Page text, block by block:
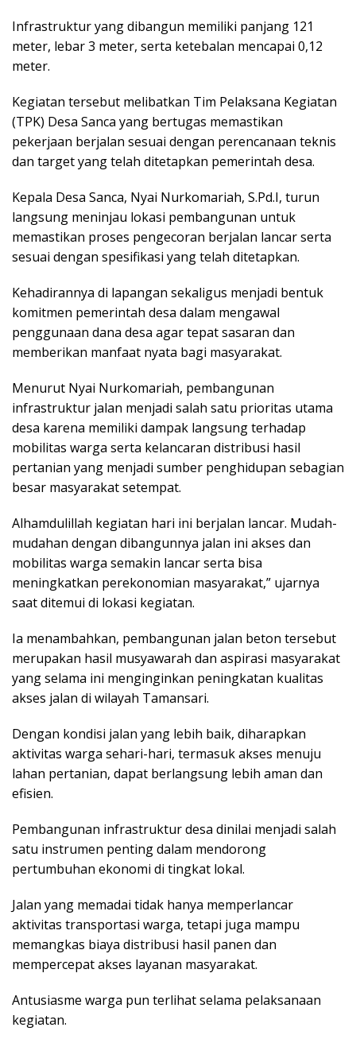
Infrastruktur yang dibangun memiliki panjang 121
meter, lebar 3 meter, serta ketebalan mencapai 0,12
meter.
‎Kegiatan tersebut melibatkan Tim Pelaksana Kegiatan
(TPK) Desa Sanca yang bertugas memastikan
pekerjaan berjalan sesuai dengan perencanaan teknis
dan target yang telah ditetapkan pemerintah desa.
‎Kepala Desa Sanca, Nyai Nurkomariah, S.Pd.I, turun
langsung meninjau lokasi pembangunan untuk
memastikan proses pengecoran berjalan lancar serta
sesuai dengan spesifikasi yang telah ditetapkan.
Kehadirannya di lapangan sekaligus menjadi bentuk
komitmen pemerintah desa dalam mengawal
penggunaan dana desa agar tepat sasaran dan
memberikan manfaat nyata bagi masyarakat.
‎Menurut Nyai Nurkomariah, pembangunan
infrastruktur jalan menjadi salah satu prioritas utama
desa karena memiliki dampak langsung terhadap
mobilitas warga serta kelancaran distribusi hasil
pertanian yang menjadi sumber penghidupan sebagian
besar masyarakat setempat.
‎Alhamdulillah kegiatan hari ini berjalan lancar. Mudah-
mudahan dengan dibangunnya jalan ini akses dan
mobilitas warga semakin lancar serta bisa
meningkatkan perekonomian masyarakat,” ujarnya
saat ditemui di lokasi kegiatan.
‎Ia menambahkan, pembangunan jalan beton tersebut
merupakan hasil musyawarah dan aspirasi masyarakat
yang selama ini menginginkan peningkatan kualitas
akses jalan di wilayah Tamansari.
Dengan kondisi jalan yang lebih baik, diharapkan
aktivitas warga sehari-hari, termasuk akses menuju
lahan pertanian, dapat berlangsung lebih aman dan
efisien.
‎Pembangunan infrastruktur desa dinilai menjadi salah
satu instrumen penting dalam mendorong
pertumbuhan ekonomi di tingkat lokal.
Jalan yang memadai tidak hanya memperlancar
aktivitas transportasi warga, tetapi juga mampu
memangkas biaya distribusi hasil panen dan
mempercepat akses layanan masyarakat.
‎Antusiasme warga pun terlihat selama pelaksanaan
kegiatan.